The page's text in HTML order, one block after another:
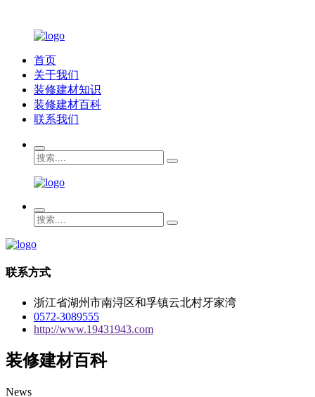
首页
关于我们
装修建材知识
装修建材百科
联系我们
联系方式
浙江省湖州市南浔区和孚镇云北村牙家湾
0572-3089555
http://www.19431943.com
装修建材百科
News